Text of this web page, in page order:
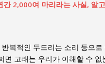
2,000여 마리라는 사실, 알
복적인 두드리는 소리 등으
고래는 우리가 이해할 수 없